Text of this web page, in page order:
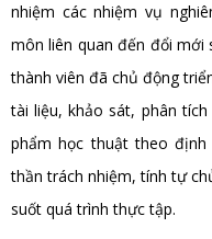
nhiệm các nhiệm vụ
môn liên quan đến đổi mới
thành viên đã chủ động
tài liệu, khảo sát, phân
phẩm học thuật theo
thần trách nhiệm, tính tự
suốt quá trình thực tập.